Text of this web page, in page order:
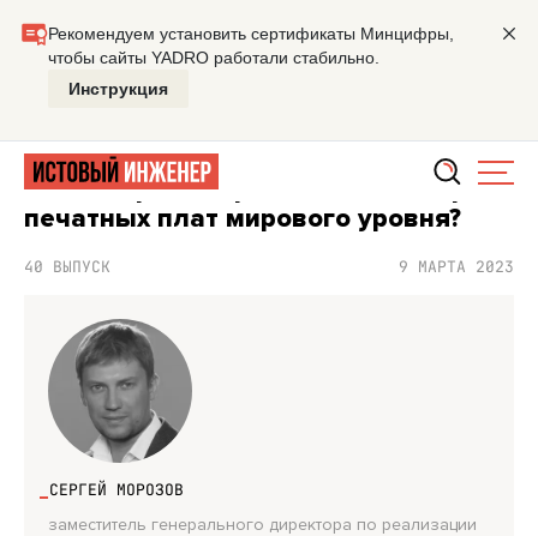
ПОДКАСТ ИСТОВЫЙ ИНЖЕНЕР
Как построить производство сборки
печатных плат мирового уровня?
40 ВЫПУСК 9 МАРТА 2023
СЕРГЕЙ МОРОЗОВ
заместитель генерального директора по реализации